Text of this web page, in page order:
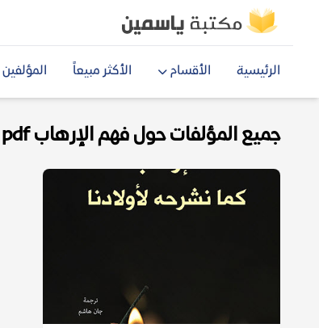
الرئيسية الأقسام الأكثر مبيعاً المؤلفين
جميع المؤلفات حول فهم الإرهاب pdf